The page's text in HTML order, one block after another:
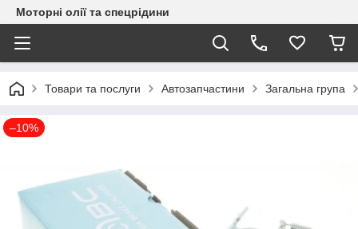
Моторні олії та спецрідини
Товари та послуги Автозапчастини Загальна група
–10%